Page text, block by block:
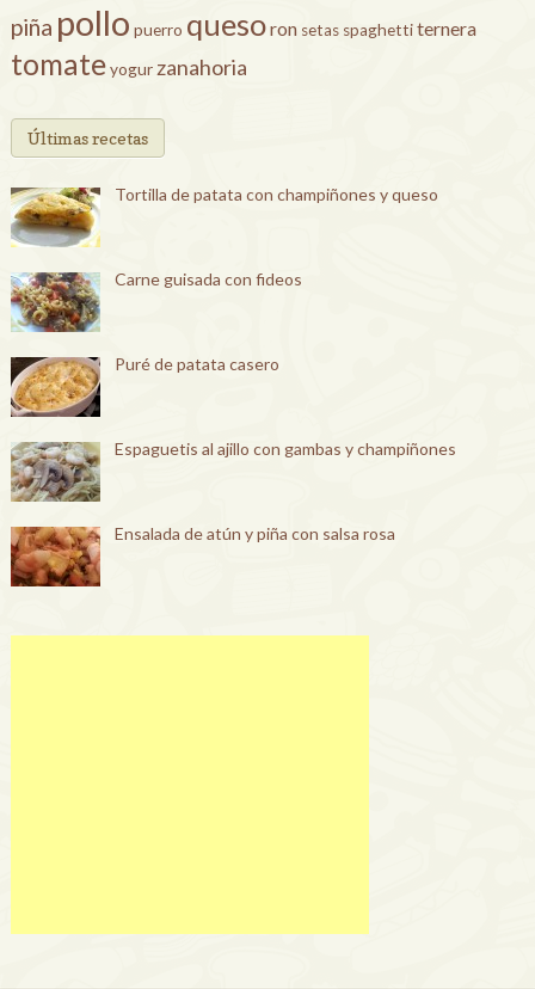
piña pollo puerro quesoron setas spaghettiternera
tomateyogur zanahoria
Últimas recetas
Tortilla de patata con champiñones y queso
Carne guisada con fideos
Puré de patata casero
Espaguetis al ajillo con gambas y champiñones
Ensalada de atún y piña con salsa rosa